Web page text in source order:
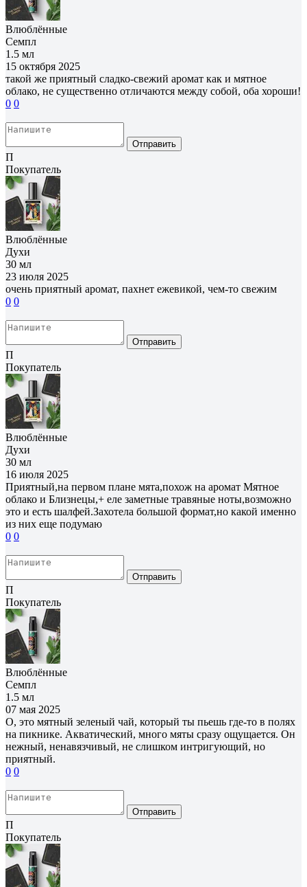
Влюблённые
Семпл
1.5 мл
15 октября 2025
такой же приятный сладко-свежий аромат как и мятное
облако, не существенно отличаются между собой, оба хороши!
0 0
Отправить
П
Покупатель
Влюблённые
Духи
30 мл
23 июля 2025
очень приятный аромат, пахнет ежевикой, чем-то свежим
0 0
Отправить
П
Покупатель
Влюблённые
Духи
30 мл
16 июля 2025
Приятный,на первом плане мята,похож на аромат Мятное
облако и Близнецы,+ еле заметные травяные ноты,возможно
это и есть шалфей.Захотела большой формат,но какой именно
из них еще подумаю
0 0
Отправить
П
Покупатель
Влюблённые
Семпл
1.5 мл
07 мая 2025
О, это мятный зеленый чай, который ты пьешь где-то в полях
на пикнике. Акватический, много мяты сразу ощущается. Он
нежный, ненавязчивый, не слишком интригующий, но
приятный.
0 0
Отправить
П
Покупатель